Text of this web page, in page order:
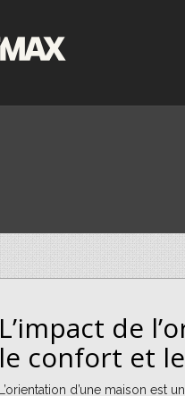
L’impact de
le confort et
L’orientation d’une maison